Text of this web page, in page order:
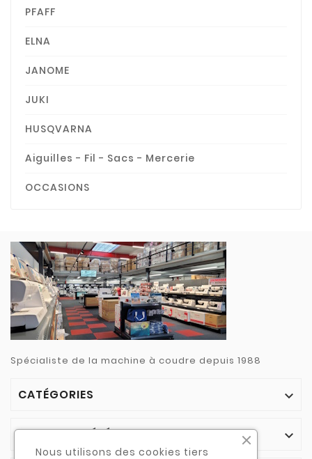
PFAFF
ELNA
JANOME
JUKI
HUSQVARNA
Aiguilles - Fil - Sacs - Mercerie
OCCASIONS
Spécialiste de la machine à coudre depuis 1988
CATÉGORIES 
NOTRE SOCIÉTÉ 
Nous utilisons des cookies tiers